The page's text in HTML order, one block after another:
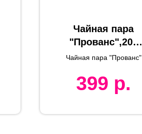
Чайная пара
"Прованс",200
мл,фарфор
Чайная пара "Прованс"
399 р.